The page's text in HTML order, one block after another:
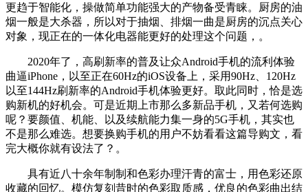
更趋于智能化，操做简单功能强大的产物备受青睐。厨房的油
烟一般是大杀器，所以对于抽烟、排烟一曲是厨房的沉点关心
对象，现正在的一体化电器能更好的处理这个问题，。
2020年了，高刷新率的普及让众Android手机的流利体验
曲逼iPhone，以至正在60Hz的iOS设备上，采用90Hz、120Hz
以至144Hz刷新率的Android手机体验更好。取此同时，恰是选
购新机的好机会。可是近期上市那么多新品手机，又若何选购
呢？要颜值、机能、以及续航能力集一身的5G手机，其实也
不是那么难选。想要换购手机的用户不妨看看这篇导购文，看
完大概你就有设法了？。
具有近八十余年制制和色彩办理汗青的富士，用色彩还原
收藏的回忆。模仿复刻昔时的色彩取质感，优良的色彩曲出结